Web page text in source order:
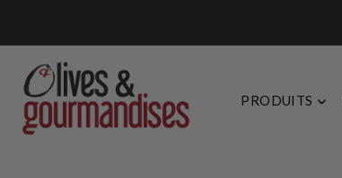
PRODUITS